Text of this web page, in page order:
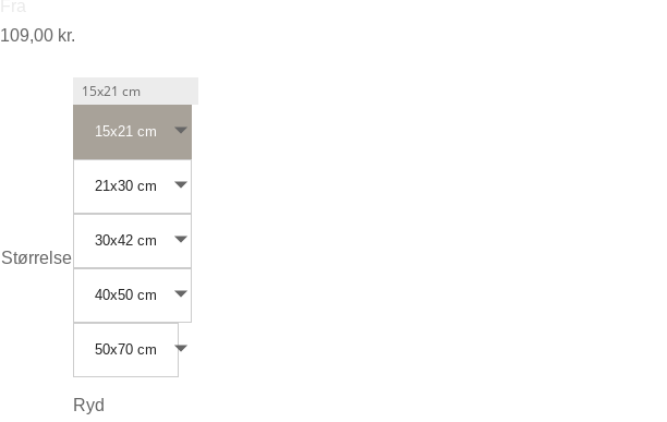
109,00 kr.
Størrelse
15x21 cm
21x30 cm
30x42 cm
40x50 cm
50x70 cm
Ryd